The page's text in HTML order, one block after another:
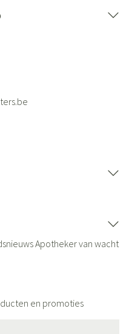
Apotheker van wacht
en promoties